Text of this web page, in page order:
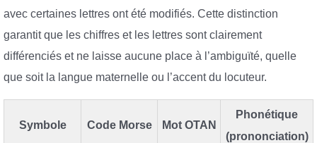
avec certaines lettres ont été modifiés. Cette distinction
garantit que les chiffres et les lettres sont clairement
différenciés et ne laisse aucune place à l’ambiguïté, quelle
que soit la langue maternelle ou l’accent du locuteur.
Symbole Code Morse Mot OTAN
Phonétique
(prononciation)